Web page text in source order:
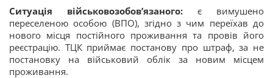
Ситуація військовозобов’язаного: є вимушено
переселеною особою (ВПО), згідно з чим переїхав до
нового місця постійного проживання та провів його
реєстрацію. ТЦК приймає постанову про штраф, за не
постановку на військовий облік за новим місцем
проживання.